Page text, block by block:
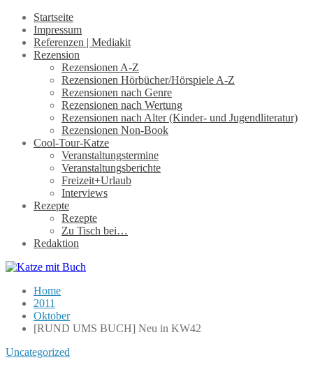
Startseite
Impressum
Referenzen | Mediakit
Rezension
Rezensionen A-Z
Rezensionen Hörbücher/Hörspiele A-Z
Rezensionen nach Genre
Rezensionen nach Wertung
Rezensionen nach Alter (Kinder- und Jugendliteratur)
Rezensionen Non-Book
Cool-Tour-Katze
Veranstaltungstermine
Veranstaltungsberichte
Freizeit+Urlaub
Interviews
Rezepte
Rezepte
Zu Tisch bei…
Redaktion
Home
2011
Oktober
[RUND UMS BUCH] Neu in KW42
Uncategorized